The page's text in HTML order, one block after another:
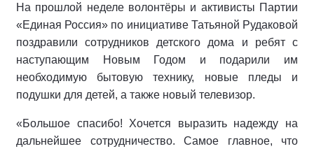
На прошлой неделе волонтёры и активисты Партии
«Единая Россия» по инициативе Татьяной Рудаковой
поздравили сотрудников детского дома и ребят с
наступающим Новым Годом и подарили им
необходимую бытовую технику, новые пледы и
подушки для детей, а также новый телевизор.
«Большое спасибо! Хочется выразить надежду на
дальнейшее сотрудничество. Самое главное, что